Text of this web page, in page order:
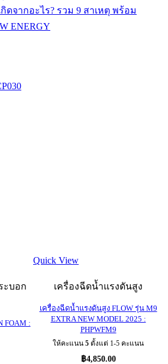
ดจากอะไร? รวม 9 สาเหตุ พร้อม
ENERGY
ะบอก
FOAM :
Quick View
เครื่องฉีดน้ำแรงดันสูง
เครื่องฉีดน้ำแรงดันสูง FLOW รุ่น M9
EXTRA NEW MODEL 2025 :
PHPWFM9
ให้คะแนน 5 ตั้งแต่ 1-5 คะแนน
฿4,850.00